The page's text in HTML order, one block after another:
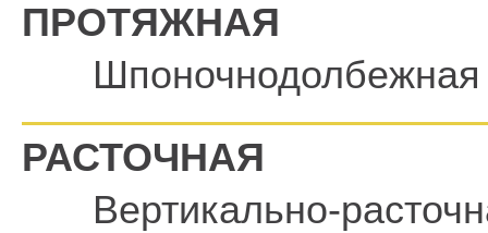
ПРОТЯЖНАЯ
Шпоночнодолбежная
РАСТОЧНАЯ
Вертикально-